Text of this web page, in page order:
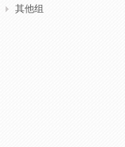
其他组